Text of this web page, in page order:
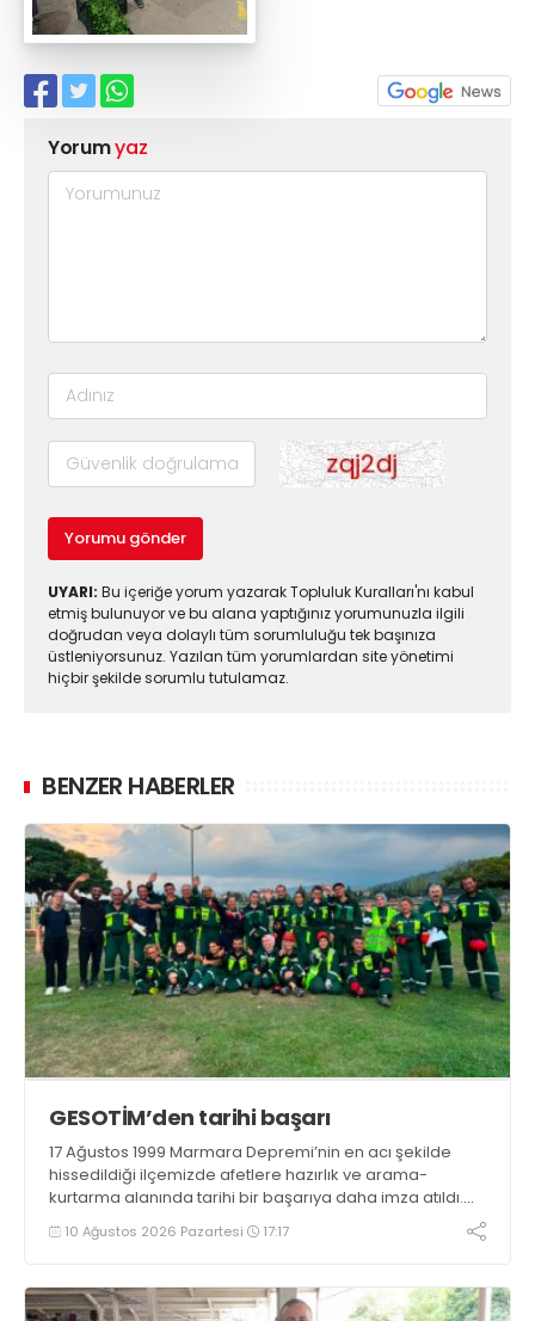
Yorumyaz
Yorumu gönder
UYARI: Bu içeriğe yorum yazarak Topluluk Kuralları'nı kabul
etmiş bulunuyor ve bu alana yaptığınız yorumunuzla ilgili
doğrudan veya dolaylı tüm sorumluluğu tek başınıza
üstleniyorsunuz. Yazılan tüm yorumlardan site yönetimi
hiçbir şekilde sorumlu tutulamaz.
BENZER HABERLER
GESOTİM’den tarihi başarı
17 Ağustos 1999 Marmara Depremi’nin en acı şekilde
hissedildiği ilçemizde afetlere hazırlık ve arama-
kurtarma alanında tarihi bir başarıya daha imza atıldı.
Gölcük Arama Kurtarma Derneği (GESOTİM),
bünyesindeki 4. arama-kurtarma ekibinin akreditasyon
10 Ağustos 2026 Pazartesi 17:17